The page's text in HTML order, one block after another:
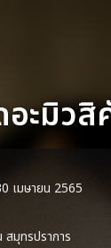
อะมิว
เมษายน 2565
มุทรปราการ